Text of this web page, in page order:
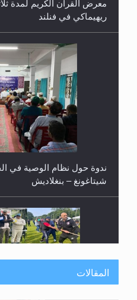
ندوة حول نظام الوصية في
شيتاغونغ – بنغلاديش
اليوم الوطني الرياضي
المقالات